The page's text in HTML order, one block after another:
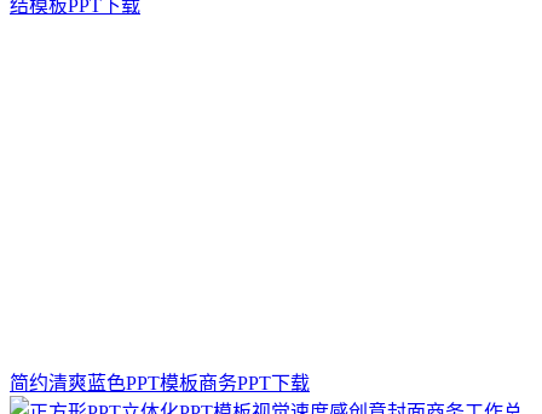
简约清爽蓝色PPT模板商务PPT下载